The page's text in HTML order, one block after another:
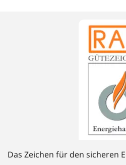
Das Zeichen für den sicheren